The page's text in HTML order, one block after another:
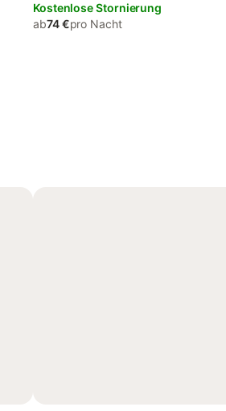
Kostenlose Stornierung
ab74 €pro Nacht